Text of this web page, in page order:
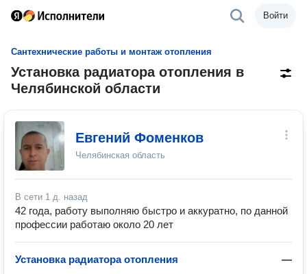
Войти
Сантехнические работы и монтаж отопления
Установка радиатора отопления в
Челябинской области
Евгений Фоменков
Челябинская область
В сети 1 д. назад
42 года, работу выполняю быстро и аккуратно, по данной
профессии работаю около 20 лет
Установка радиатора отопления —